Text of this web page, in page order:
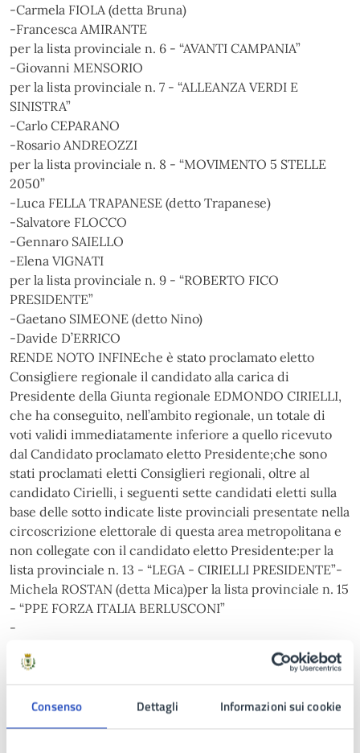
Consenso Dettagli Informazioni sui cookie
-Carmela FIOLA (detta Bruna)
-Francesca AMIRANTE
per la lista provinciale n. 6 - “AVANTI CAMPANIA”
-Giovanni MENSORIO
per la lista provinciale n. 7 - “ALLEANZA VERDI E
SINISTRA”
-Carlo CEPARANO
-Rosario ANDREOZZI
per la lista provinciale n. 8 - “MOVIMENTO 5 STELLE
2050”
-Luca FELLA TRAPANESE (detto Trapanese)
-Salvatore FLOCCO
-Gennaro SAIELLO
-Elena VIGNATI
per la lista provinciale n. 9 - “ROBERTO FICO
PRESIDENTE”
-Gaetano SIMEONE (detto Nino)
-Davide D’ERRICO
RENDE NOTO INFINEche è stato proclamato eletto
Consigliere regionale il candidato alla carica di
Presidente della Giunta regionale EDMONDO CIRIELLI,
che ha conseguito, nell’ambito regionale, un totale di
voti validi immediatamente inferiore a quello ricevuto
dal Candidato proclamato eletto Presidente;che sono
stati proclamati eletti Consiglieri regionali, oltre al
candidato Cirielli, i seguenti sette candidati eletti sulla
base delle sotto indicate liste provinciali presentate nella
circoscrizione elettorale di questa area metropolitana e
non collegate con il candidato eletto Presidente:per la
lista provinciale n. 13 - “LEGA - CIRIELLI PRESIDENTE”-
Michela ROSTAN (detta Mica)per la lista provinciale n. 15
- “PPE FORZA ITALIA BERLUSCONI”
-
ANICO (detta Susy)
per la lista provinciale n. 17 - “CIRIELLI PRESIDENTE PER